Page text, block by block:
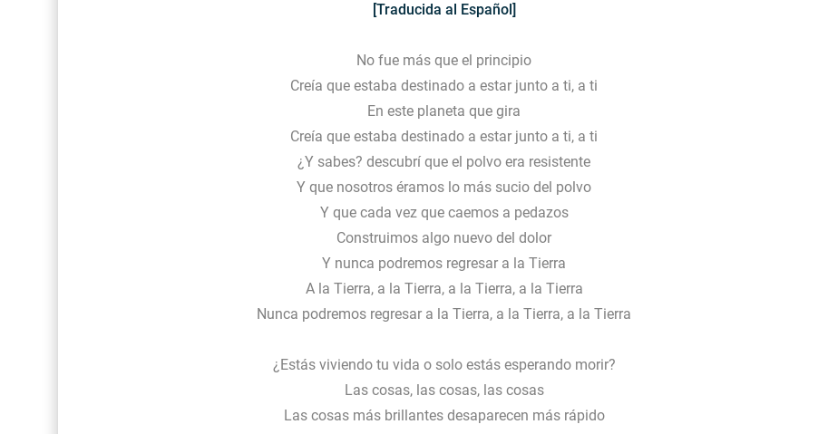
[Traducida al Español]
No fue más que el principio
Creía que estaba destinado a estar junto a ti, a ti
En este planeta que gira
Creía que estaba destinado a estar junto a ti, a ti
¿Y sabes? descubrí que el polvo era resistente
Y que nosotros éramos lo más sucio del polvo
Y que cada vez que caemos a pedazos
Construimos algo nuevo del dolor
Y nunca podremos regresar a la Tierra
A la Tierra, a la Tierra, a la Tierra, a la Tierra
Nunca podremos regresar a la Tierra, a la Tierra, a la Tierra
¿Estás viviendo tu vida o solo estás esperando morir?
Las cosas, las cosas, las cosas
Las cosas más brillantes desaparecen más rápido